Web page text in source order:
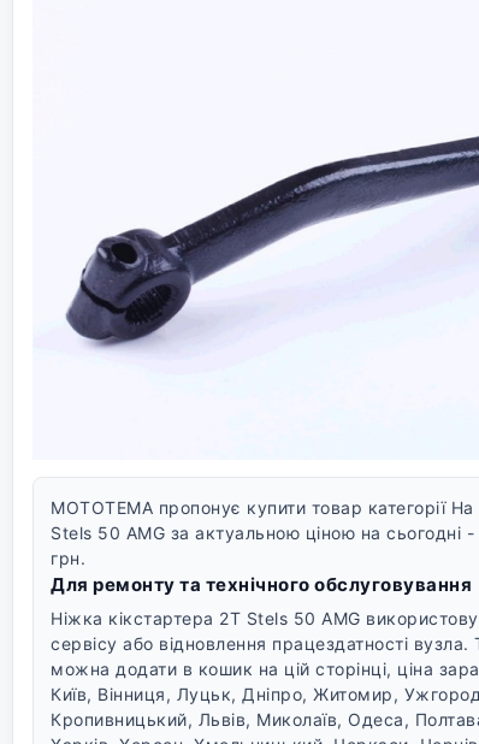
MOTOTEMA пропонує купити товар категорії
Stels 50 AMG за актуальною ціною на
грн.
Для ремонту та технічного обслуговування
Ніжка кікстартера 2T Stels 50 AMG
сервісу або відновлення працездатності вузла.
можна додати в кошик на цій сторінці, ціна
Київ, Вінниця, Луцьк, Дніпро, Житомир,
Кропивницький, Львів, Миколаїв, Одеса,